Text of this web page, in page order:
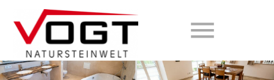
menu